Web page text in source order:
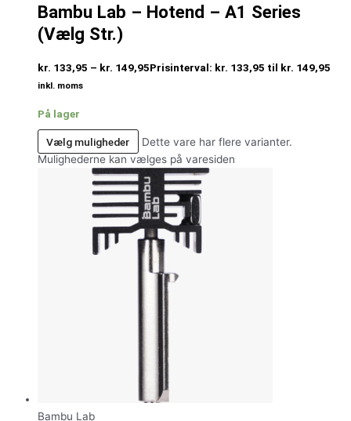
Bambu Lab – Hotend – A1 Series
(Vælg Str.)
kr. 133,95 – kr. 149,95Prisinterval: kr. 133,95 til kr. 149,95
inkl. moms
På lager
Vælg muligheder
Dette vare har flere varianter.
Mulighederne kan vælges på varesiden
Bambu Lab